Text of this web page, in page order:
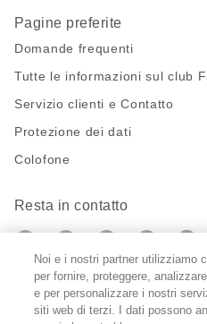
Pagine preferite
Domande frequenti
Tutte le informazioni sul club
Servizio clienti e Contatto
Protezione dei dati
Colofone
Resta in contatto
https://https://Pinterest
Impostazioni cookie
Noi e i nostri partner utilizziamo
per fornire, proteggere,
e per personalizzare i nostri
siti web di terzi. I dati possono